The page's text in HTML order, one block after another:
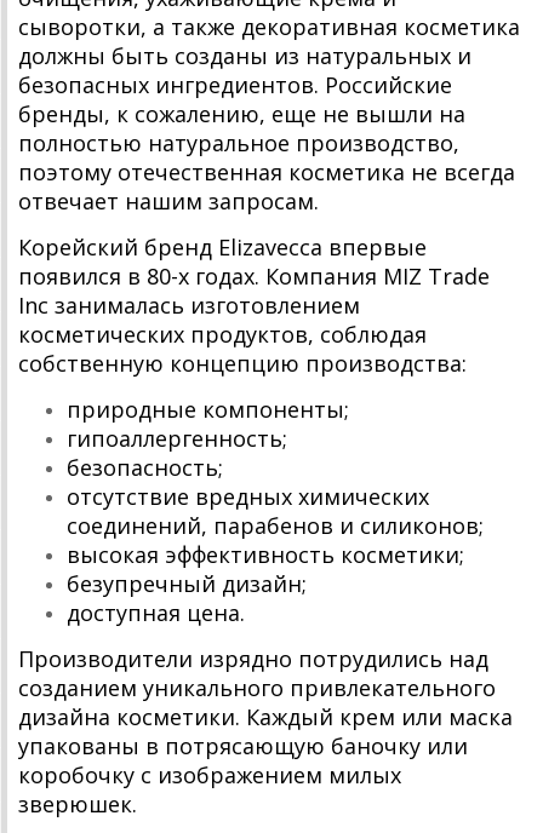
сыворотки, а также декоративная косметика
должны быть созданы из натуральных и
безопасных ингредиентов. Российские
бренды, к сожалению, еще не вышли на
полностью натуральное производство,
поэтому отечественная косметика не всегда
отвечает нашим запросам.
Корейский бренд Elizavecca впервые
появился в 80-х годах. Компания MIZ Trade
Inc занималась изготовлением
косметических продуктов, соблюдая
собственную концепцию производства:
природные компоненты;
гипоаллергенность;
безопасность;
отсутствие вредных химических
соединений, парабенов и силиконов;
высокая эффективность косметики;
безупречный дизайн;
доступная цена.
Производители изрядно потрудились над
созданием уникального привлекательного
дизайна косметики. Каждый крем или маска
упакованы в потрясающую баночку или
коробочку с изображением милых
зверюшек.